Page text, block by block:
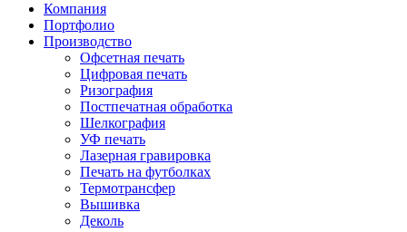
Компания
Портфолио
Производство
Офсетная печать
Цифровая печать
Ризография
Постпечатная обработка
Шелкография
УФ печать
Лазерная гравировка
Печать на футболках
Термотрансфер
Вышивка
Деколь